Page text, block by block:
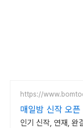
https://
매일밤 신작 오
인기 신작, 연재, 완